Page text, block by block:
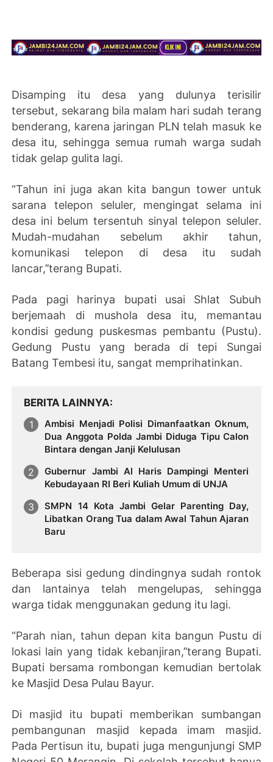
Disamping itu desa yang dulunya terisilir
tersebut, sekarang bila malam hari sudah terang
benderang, karena jaringan PLN telah masuk ke
desa itu, sehingga semua rumah warga sudah
tidak gelap gulita lagi.
“Tahun ini juga akan kita bangun tower untuk
sarana telepon seluler, mengingat selama ini
desa ini belum tersentuh sinyal telepon seluler.
Mudah-mudahan sebelum akhir tahun,
komunikasi telepon di desa itu sudah
lancar,’’terang Bupati.
Pada pagi harinya bupati usai Shlat Subuh
berjemaah di mushola desa itu, memantau
kondisi gedung puskesmas pembantu (Pustu).
Gedung Pustu yang berada di tepi Sungai
Batang Tembesi itu, sangat memprihatinkan.
BERITA LAINNYA
Ambisi Menjadi Polisi Dimanfaatkan Oknum,
Dua Anggota Polda Jambi Diduga Tipu Calon
Bintara dengan Janji Kelulusan
Gubernur Jambi Al Haris Dampingi Menteri
Kebudayaan RI Beri Kuliah Umum di UNJA
SMPN 14 Kota Jambi Gelar Parenting Day,
Libatkan Orang Tua dalam Awal Tahun Ajaran
Baru
Beberapa sisi gedung dindingnya sudah rontok
dan lantainya telah mengelupas, sehingga
warga tidak menggunakan gedung itu lagi.
“Parah nian, tahun depan kita bangun Pustu di
lokasi lain yang tidak kebanjiran,’’terang Bupati.
Bupati bersama rombongan kemudian bertolak
ke Masjid Desa Pulau Bayur.
Di masjid itu bupati memberikan sumbangan
pembangunan masjid kepada imam masjid.
Pada Pertisun itu, bupati juga mengunjungi SMP